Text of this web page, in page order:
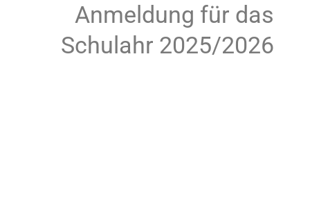
Anmeldung für das
Schulahr 2025/2026